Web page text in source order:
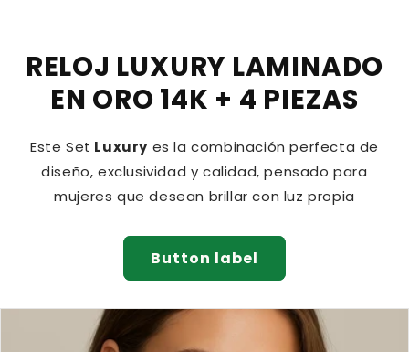
RELOJ LUXURY LAMINADO
EN ORO 14K + 4 PIEZAS
Este Set Luxury es la combinación perfecta de
diseño, exclusividad y calidad, pensado para
mujeres que desean brillar con luz propia
Button label